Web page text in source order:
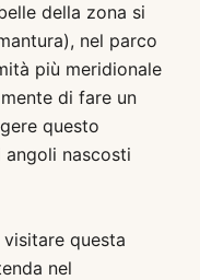
della zona si
nel parco
più meridionale
di fare un
questo
nascosti
questa
nel